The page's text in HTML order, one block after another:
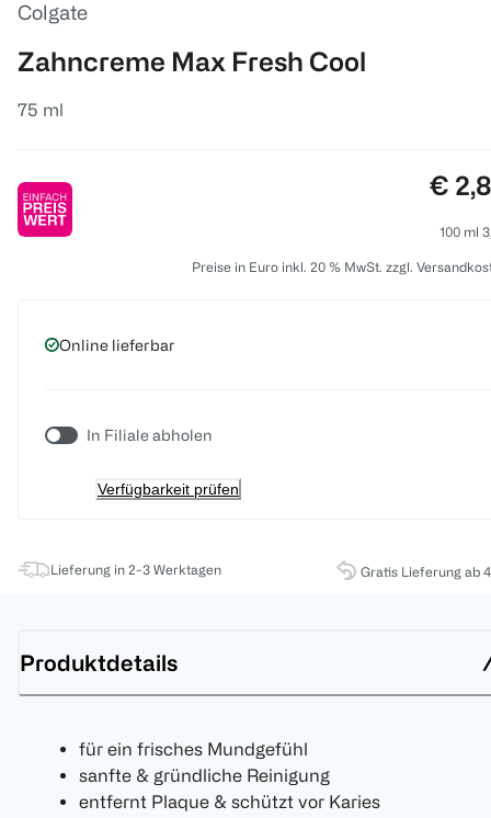
Colgate
Zahncreme Max Fresh Cool
75 ml
€
100 ml
Preise in Euro inkl. 20 % MwSt. zzgl.
Online lieferbar
In Filiale abholen
Verfügbarkeit prüfen
Lieferung in 2-3 Werktagen Gratis Lieferung ab
Produktdetails
für ein frisches Mundgefühl
sanfte & gründliche Reinigung
entfernt Plaque & schützt vor Karies